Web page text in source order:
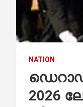
NATION
2026